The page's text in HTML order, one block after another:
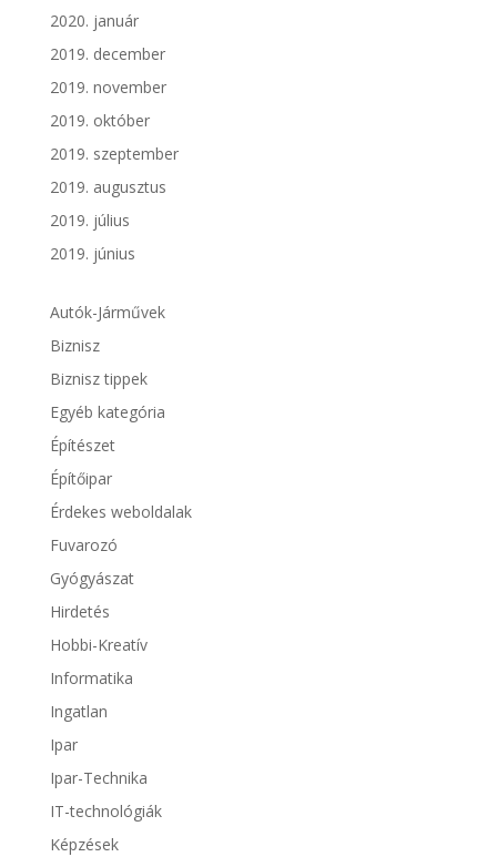
2020. január
2019. december
2019. november
2019. október
2019. szeptember
2019. augusztus
2019. július
2019. június
Autók-Járművek
Biznisz
Biznisz tippek
Egyéb kategória
Építészet
Építőipar
Érdekes weboldalak
Fuvarozó
Gyógyászat
Hirdetés
Hobbi-Kreatív
Informatika
Ingatlan
Ipar
Ipar-Technika
IT-technológiák
Képzések